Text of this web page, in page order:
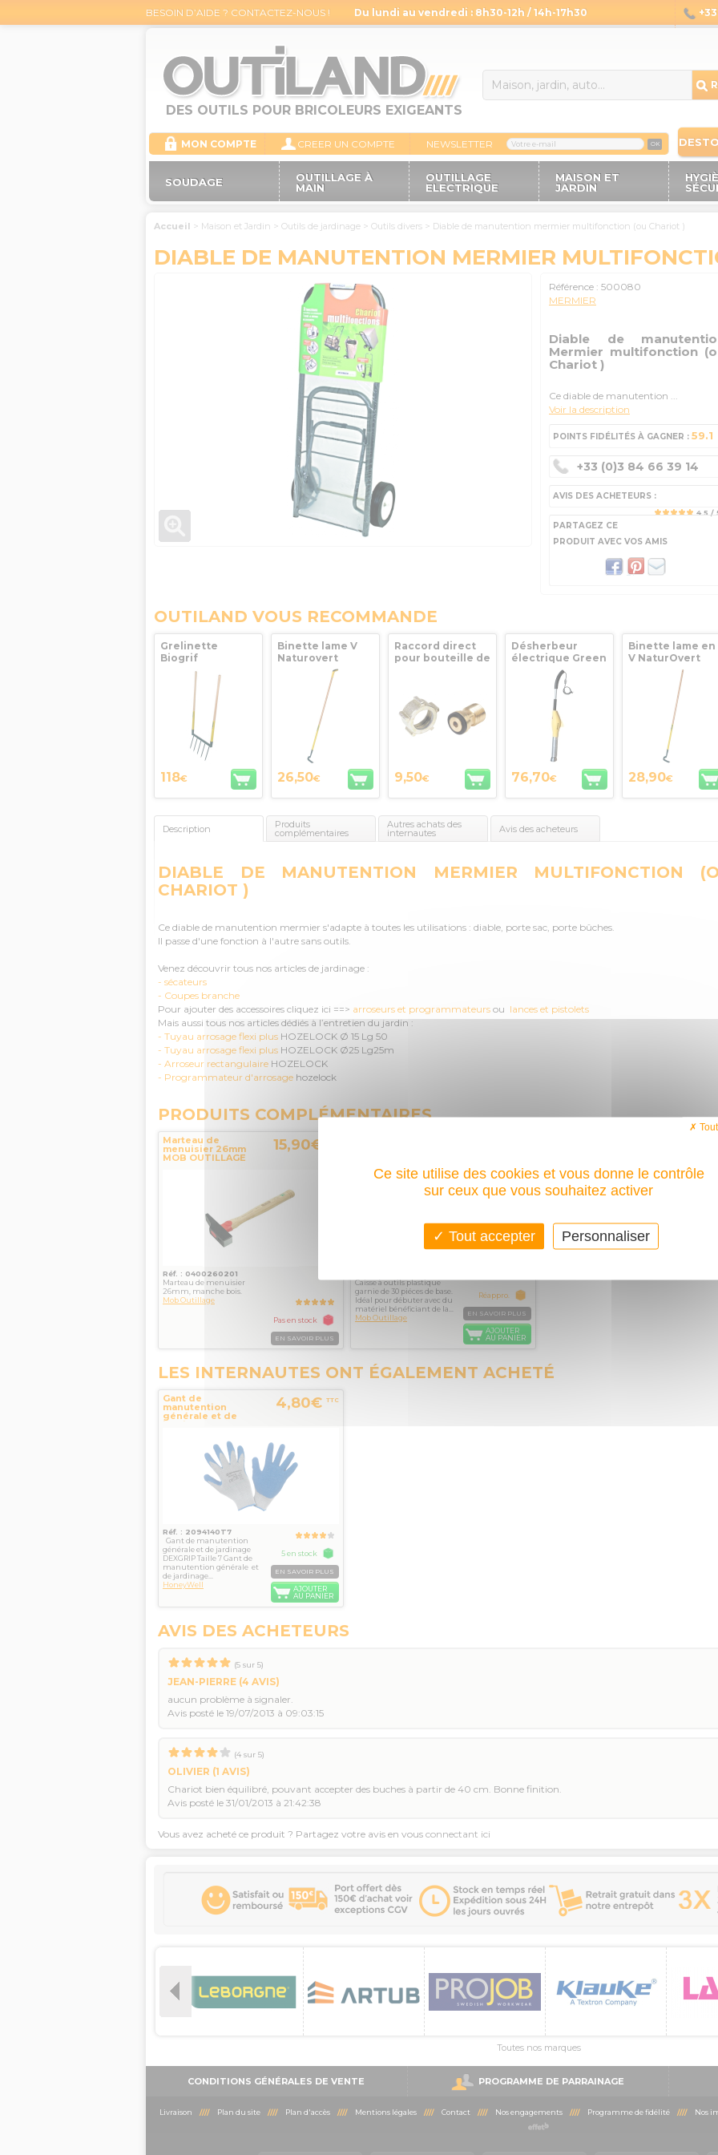
BESOIN D’AIDE ? CONTACTEZ-NOUS ! Du lundi au vendredi : 8h30-12h / 14h-17h30
DES OUTILS POUR BRICOLEURS EXIGEANTS
MON COMPTE CREER UN COMPTE NEWSLETTER OK
SOUDAGE
OUTILLAGE À
MAIN
OUTILLAGE
ELECTRIQUE
MAISON ET
JARDIN
Accueil > Maison et Jardin > Outils de jardinage > Outils divers > Diable de manutention mermier multifonction (ou Chariot )
DIABLE DE MANUTENTION MERMIER
Référence : 500080
MERMIER
Diable de
Mermier multifonction
Chariot )
Ce diable de manutention ...
Voir la description
POINTS FIDÉLITÉS À GAGNER : 59.1
+33 (0)3 84 66 39 14
AVIS DES ACHETEURS :
4.5 /
PARTAGEZ CE
PRODUIT AVEC VOS AMIS
OUTILAND VOUS RECOMMANDE
Grelinette
Biogrif
NaturOvert 5
interchangeables
50cm Leborgne
118€
Binette lame V
Naturovert
manche bois
150cm + poignée
ergonomique
LEBORGNE
26,50€
Raccord direct
pour bouteille de
Express
9,50€
Désherbeur
électrique Green
Power Evolution
Berthoud -
76,70€
Binette lame en
V NaturOvert
14cm Leborgne
28,90€
Description Produits
complémentaires
Autres achats des
internautes Avis des acheteurs
DIABLE DE MANUTENTION MERMIER MULTIFONCTION
CHARIOT )
Ce diable de manutention mermier s'adapte à toutes les utilisations : diable, porte sac, porte bûches.
Il passe d'une fonction à l'autre sans outils.
Venez découvrir tous nos articles de jardinage :
- sécateurs
- Coupes branche
Pour ajouter des accessoires cliquez ici ==> arroseurs et programmateurs ou lances et pistolets
Mais aussi tous nos articles dédiés à l’entretien du jardin :
- Tuyau arrosage flexi plus HOZELOCK Ø 15 Lg 50
- Tuyau arrosage flexi plus HOZELOCK Ø25 Lg25m
- Arroseur rectangulaire HOZELOCK
- Programmateur d'arrosage hozelock
PRODUITS COMPLÉMENTAIRES
Marteau de
menuisier 26mm
MOB OUTILLAGE
15,90€
Réf. : 0400260201
Marteau de menuisier
26mm, manche bois.
Mob Outillage
Pas en stock
EN SAVOIR PLUS
outils MOB
OUTILLAGE
Caisse à outils plastique
garnie de 30 piéces de base.
Idéal pour débuter avec du
matériel bénéficiant de la...
Mob Outillage
Réappro.
EN SAVOIR PLUS
AJOUTER
AU PANIER
LES INTERNAUTES ONT ÉGALEMENT ACHETÉ
Gant de
manutention
générale et de
jardinage
4,80€ TTC
Réf. : 2094140T7
Gant de manutention
générale et de jardinage
DEXGRIP Taille 7 Gant de
manutention générale et
de jardinage...
HoneyWell
5 en stock
EN SAVOIR PLUS
AJOUTER
AU PANIER
AVIS DES ACHETEURS
(5 sur 5)
JEAN-PIERRE (4 AVIS)
aucun problème à signaler.
Avis posté le 19/07/2013 à 09:03:15
(4 sur 5)
OLIVIER (1 AVIS)
Chariot bien équilibré, pouvant accepter des buches à partir de 40 cm. Bonne finition.
Avis posté le 31/01/2013 à 21:42:38
Vous avez acheté ce produit ? Partagez votre avis en vous connectant ici
Toutes nos marques
CONDITIONS GÉNÉRALES DE VENTE PROGRAMME DE PARRAINAGE
Livraison //// Plan du site//// Plan d'accès//// Mentions légales//// Contact //// Nos engagements//// Programme de fidélité//// Nos
Ce site utilise des cookies et vous donne le contrôle
sur ceux que vous souhaitez activer
Tout accepter Personnaliser